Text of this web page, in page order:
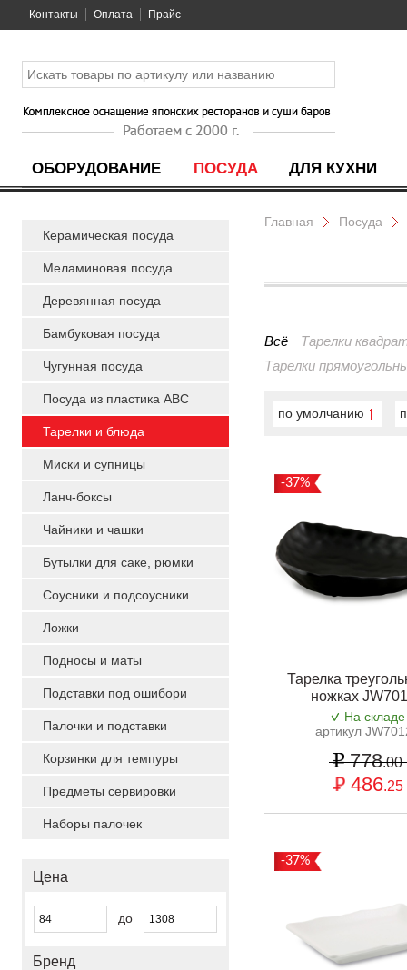
Контакты Оплата Прайс
ОБОРУДОВАНИЕ ПОСУДА ДЛЯ КУХНИ
Керамическая посуда
Меламиновая посуда
Деревянная посуда
Бамбуковая посуда
Чугунная посуда
Посуда из пластика ABC
Тарелки и блюда
Миски и супницы
Ланч-боксы
Чайники и чашки
Бутылки для саке, рюмки
Соусники и подсоусники
Ложки
Подносы и маты
Подставки под ошибори
Палочки и подставки
Корзинки для темпуры
Предметы сервировки
Наборы палочек
Цена
до
Бренд
Главная Посуда
Всё
Тарелки
Тарелки
по умолчанию
-37%
Тарелка
ножках
На складе
артикул
778.00
486.25
-37%